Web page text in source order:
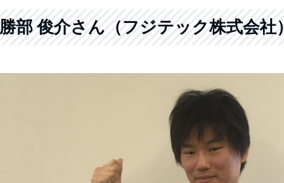
勝部 俊介さん（フジテック株式会社）